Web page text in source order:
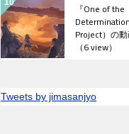
『One of the
Project）の
（6 view）
Tweets by jimasanjyo